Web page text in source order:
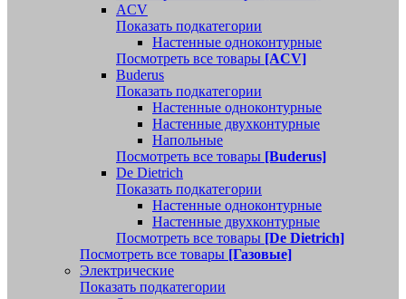
ACV
Показать подкатегории
Настенные одноконтурные
Посмотреть все товары [ACV]
Buderus
Показать подкатегории
Настенные одноконтурные
Настенные двухконтурные
Напольные
Посмотреть все товары [Buderus]
De Dietrich
Показать подкатегории
Настенные одноконтурные
Настенные двухконтурные
Посмотреть все товары [De Dietrich]
Посмотреть все товары [Газовые]
Электрические
Показать подкатегории